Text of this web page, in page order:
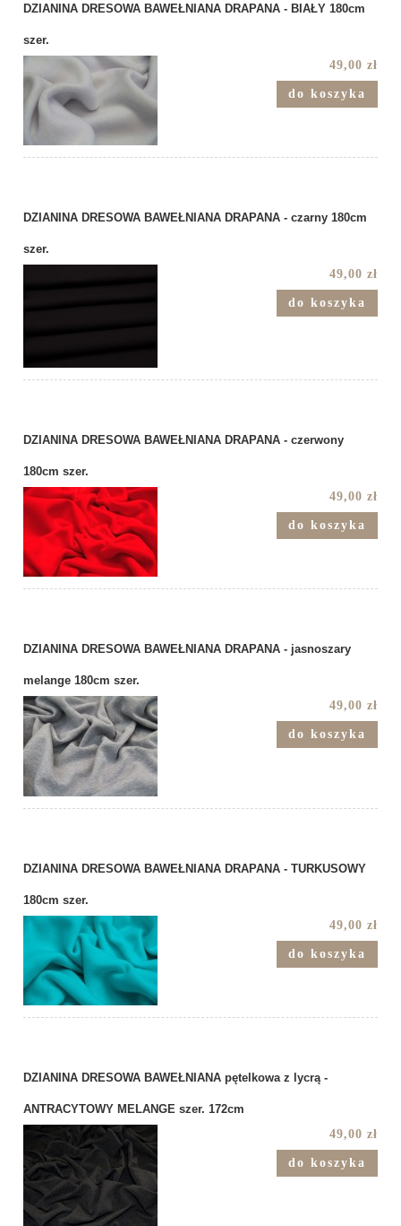
DZIANINA DRESOWA BAWEŁNIANA DRAPANA - BIAŁY 180cm
szer.
49,00 zł
do koszyka
DZIANINA DRESOWA BAWEŁNIANA DRAPANA - czarny 180cm
szer.
49,00 zł
do koszyka
DZIANINA DRESOWA BAWEŁNIANA DRAPANA - czerwony
180cm szer.
49,00 zł
do koszyka
DZIANINA DRESOWA BAWEŁNIANA DRAPANA - jasnoszary
melange 180cm szer.
49,00 zł
do koszyka
DZIANINA DRESOWA BAWEŁNIANA DRAPANA - TURKUSOWY
180cm szer.
49,00 zł
do koszyka
DZIANINA DRESOWA BAWEŁNIANA pętelkowa z lycrą -
ANTRACYTOWY MELANGE szer. 172cm
49,00 zł
do koszyka